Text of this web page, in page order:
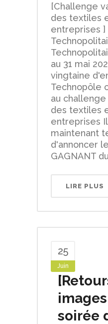
[Challenge
des textiles
entreprises ]
au 31 mai
vingtaine
Technopôle
au
des textiles
entreprises
maintenant
d'annoncer
GAGNANT
LIRE PLUS
25
Juin
soirée